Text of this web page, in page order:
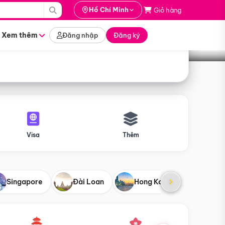
Hồ Chí Minh Giỏ hàng
Xem thêm Đăng nhập Đăng ký
Tìm tour
Visa Thêm
Singapore Đài Loan Hong Kong